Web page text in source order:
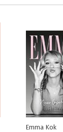
Emma Kok